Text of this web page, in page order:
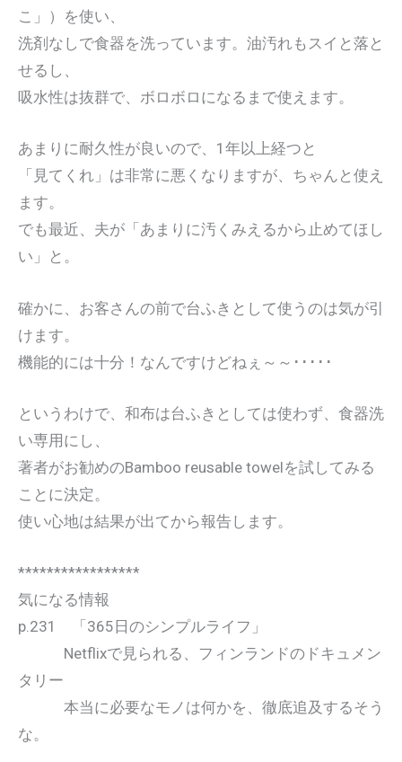
こ」）を使い、
洗剤なしで食器を洗っています。油汚れもスイと落と
せるし、
吸水性は抜群で、ボロボロになるまで使えます。
あまりに耐久性が良いので、1年以上経つと
「見てくれ」は非常に悪くなりますが、ちゃんと使え
ます。
でも最近、夫が「あまりに汚くみえるから止めてほし
い」と。
確かに、お客さんの前で台ふきとして使うのは気が引
けます。
機能的には十分！なんですけどねぇ～～･････
というわけで、和布は台ふきとしては使わず、食器洗
い専用にし、
著者がお勧めのBamboo reusable towelを試してみる
ことに決定。
使い心地は結果が出てから報告します。
*****************
気になる情報
p.231 「365日のシンプルライフ」
Netflixで見られる、フィンランドのドキュメン
タリー
本当に必要なモノは何かを、徹底追及するそう
な。